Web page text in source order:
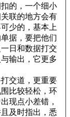
的，一个细小
联的地方会有
少的，基本上
据，要把他们
日和数据打交
输出，它更多
交道，更重要
比较轻松，环
现点小差错，
及时指出，悉